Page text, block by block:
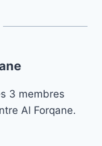
3 membres
Al Forqane.